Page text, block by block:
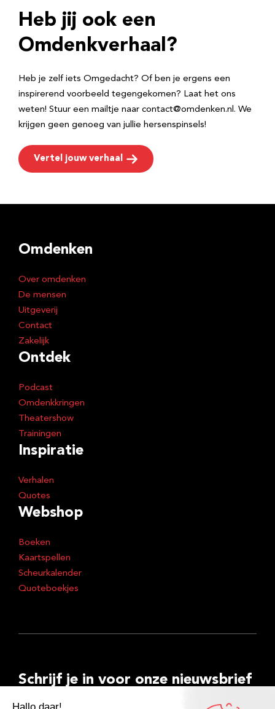
r
e
Heb jij ook een
Omdenkverhaal?
Heb je zelf iets Omgedacht? Of ben je ergens een
inspirerend voorbeeld tegengekomen? Laat het ons
weten! Stuur een mailtje naar contact@omdenken.nl. We
krijgen geen genoeg van jullie hersenspinsels!
Vertel jouw verhaal
Omdenken
Over omdenken
De mensen
Uitgeverij
Contact
Zakelijk
Ontdek
Podcast
Omdenkkringen
Theatershow
Trainingen
Inspiratie
Verhalen
Quotes
Webshop
Boeken
Kaartspellen
Scheurkalender
Quoteboekjes
Schrijf je in voor onze nieuwsbrief